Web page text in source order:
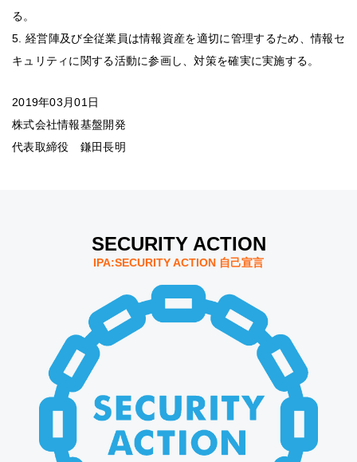
る。
5. 経営陣及び全従業員は情報資産を適切に管理するため、情報セ
キュリティに関する活動に参画し、対策を確実に実施する。
2019年03月01日
株式会社情報基盤開発
代表取締役 鎌田長明
SECURITY ACTION
IPA:SECURITY ACTION 自己宣言